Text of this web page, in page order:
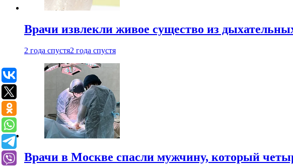
Врачи извлекли живое существо из
2 года спустя2 года спустя
Врачи в Москве спасли мужчину, который